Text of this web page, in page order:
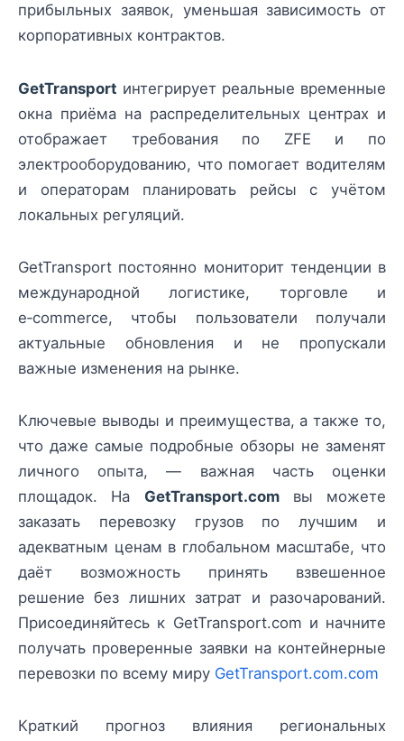
прибыльных заявок, уменьшая зависимость от
корпоративных контрактов.
GetTransport интегрирует реальные временные
окна приёма на распределительных центрах и
отображает требования по ZFE и по
электрооборудованию, что помогает водителям
и операторам планировать рейсы с учётом
локальных регуляций.
GetTransport постоянно мониторит тенденции в
международной логистике, торговле и
e‑commerce, чтобы пользователи получали
актуальные обновления и не пропускали
важные изменения на рынке.
Ключевые выводы и преимущества, а также то,
что даже самые подробные обзоры не заменят
личного опыта, — важная часть оценки
площадок. На GetTransport.comвы можете
заказать перевозку грузов по лучшим и
адекватным ценам в глобальном масштабе, что
даёт возможность принять взвешенное
решение без лишних затрат и разочарований.
Присоединяйтесь к GetTransport.com и начните
получать проверенные заявки на контейнерные
перевозки по всему миру GetTransport.com.com
Краткий прогноз влияния региональных